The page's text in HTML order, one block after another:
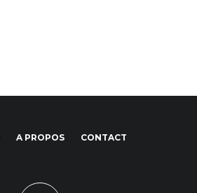
A PROPOS CONTACT